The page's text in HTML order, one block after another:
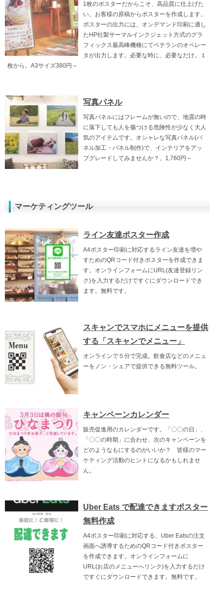
1枚のポスターだからこそ、高品質に仕上げた
い。お客様の原稿からポスターを作成します。
ポスターの出力には、オンデマンド印刷に適し
たHP社製サーマルインクジェット方式のグラ
フィックス最高峰機種にてベテランのオペレー
タが出力します。必要な時に、必要なだけ。１
枚から。A3サイズ380円～
写真パネル
写真パネルにはフレームが無いので、地震の時
に落下しても人を傷つける危険性が少なく大人
気のアイテムです。オシャレな写真パネル(パ
ネル加工・パネル制作)で、インテリアをアッ
プグレードしてみませんか？。1,760円～
マーケティングツール
ライン友達ポスター作成
A4ポスター印刷に対応するライン友達を増や
すためのQRコード付きポスターを作成できま
す。オンラインフォームにURL(友達登録リン
ク)を入力するだけですぐにダウンロードでき
ます。無料です。
スキャンでスマホにメニューを提供
する「スキャンでメニュー」
オンラインで５分で完成。飲食店などのメニュ
ーをノン・シェアで提供できる無料ツール。
キャンペーンカレンダー
販売促進用のカレンダーです。「〇〇の日」、
「〇〇の時期」に合わせ、次のキャンペーンを
どのようなもにするのがいいか？ 皆様のマー
ケティング活動のヒントになるかもしれませ
ん。
Uber Eats で配達できますポスター
無料作成
A4ポスター印刷に対応する、Uber Eatsの注文
画面へ誘導するためのQRコード付きポスター
を作成できます。オンラインフォームに
URL(お店のメニューへリンク)を入力するだけ
ですぐにダウンロードできます。無料です。